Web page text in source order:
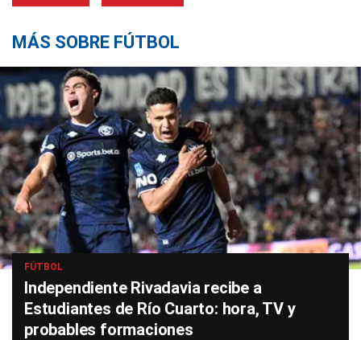
MÁS SOBRE FÚTBOL
FÚTBOL
Independiente Rivadavia recibe a
Estudiantes de Río Cuarto: hora, TV y
probables formaciones